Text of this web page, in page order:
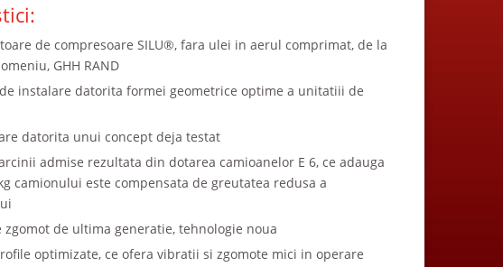
de compresoare SILU®, fara ulei in aerul comprimat, de la
GHH RAND
instalare datorita formei geometrice optime a unitatiii de
datorita unui concept deja testat
admise rezultata din dotarea camioanelor E 6, ce adauga
camionului este compensata de greutatea redusa a
zgomot de ultima generatie, tehnologie noua
optimizate, ce ofera vibratii si zgomote mici in operare